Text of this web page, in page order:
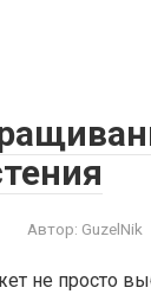
Автор: GuzelNik
не просто